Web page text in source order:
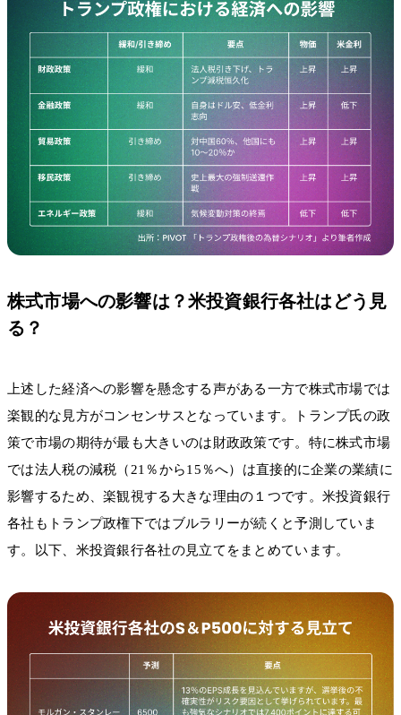
株式市場への影響は？米投資銀行各社はどう見
る？
上述した経済への影響を懸念する声がある一方で株式市場では
楽観的な見方がコンセンサスとなっています。トランプ氏の政
策で市場の期待が最も大きいのは財政政策です。特に株式市場
では法人税の減税（21％から15％へ）は直接的に企業の業績に
影響するため、楽観視する大きな理由の１つです。米投資銀行
各社もトランプ政権下ではブルラリーが続くと予測していま
す。以下、米投資銀行各社の見立てをまとめています。